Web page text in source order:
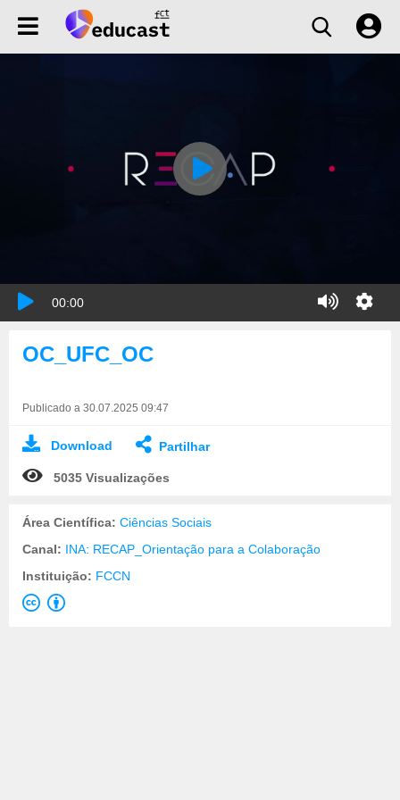
00:00
OC_UFC_OC
Publicado a 30.07.2025 09:47
Download Partilhar
5035 Visualizações
Área Científica: Ciências Sociais
Canal: INA: RECAP_Orientação para a Colaboração
Instituição: FCCN